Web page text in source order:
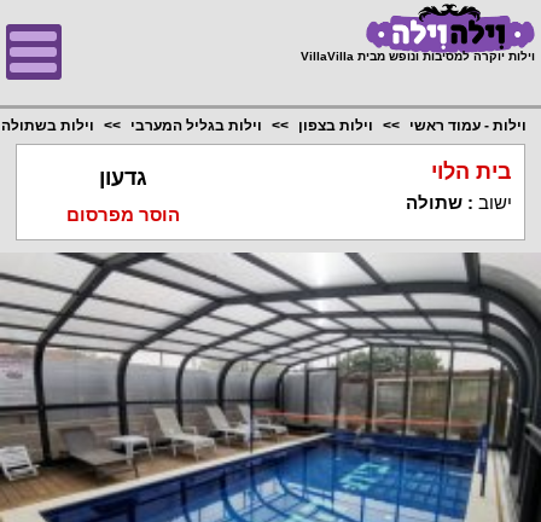
וילות יוקרה למסיבות ונופש מבית VillaVilla
וילות - עמוד ראשי וילות בצפון וילות בגליל המערבי וילות בשתולה
בית הלוי
ישוב :שתולה
גדעון
הוסר מפרסום